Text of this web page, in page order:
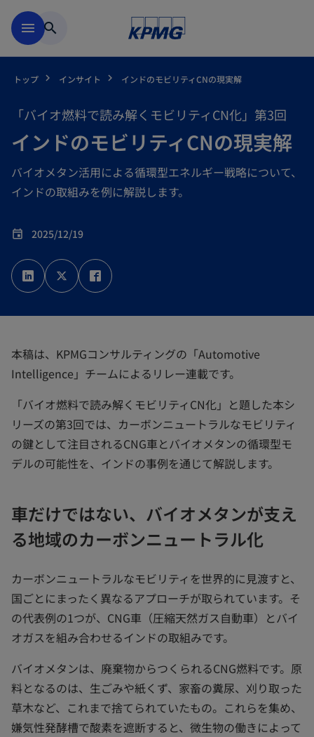
menu search
トップ インサイト インドのモビリティCNの現実解
「バイオ燃料で読み解くモビリティCN化」第3回
インドのモビリティCNの現実解
バイオメタン活用による循環型エネルギー戦略について、
インドの取組みを例に解説します。
event 2025/12/19
新
し
い
タ
新
し
い
タ
し
い
本稿は、KPMGコンサルティングの「Automotive
Intelligence」チームによるリレー連載です。
「バイオ燃料で読み解くモビリティCN化」と題した本シ
リーズの第3回では、カーボンニュートラルなモビリティ
の鍵として注目されるCNG車とバイオメタンの循環型モ
デルの可能性を、インドの事例を通じて解説します。
車だけではない、バイオメタンが支え
る地域のカーボンニュートラル化
カーボンニュートラルなモビリティを世界的に見渡すと、
国ごとにまったく異なるアプローチが取られています。そ
の代表例の1つが、CNG車（圧縮天然ガス自動車）とバイ
オガスを組み合わせるインドの取組みです。
バイオメタンは、廃棄物からつくられるCNG燃料です。原
料となるのは、生ごみや紙くず、家畜の糞尿、刈り取った
草木など、これまで捨てられていたもの。これらを集め、
嫌気性発酵槽で酸素を遮断すると、微生物の働きによって